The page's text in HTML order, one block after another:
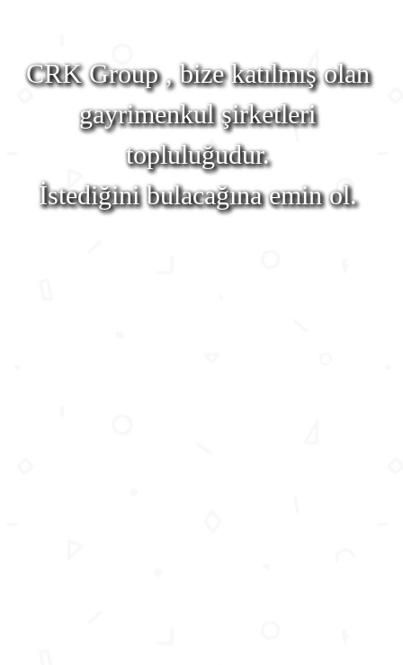
CRK Group , bize katılmış olan
gayrimenkul şirketleri
topluluğudur.
İstediğini bulacağına emin ol.